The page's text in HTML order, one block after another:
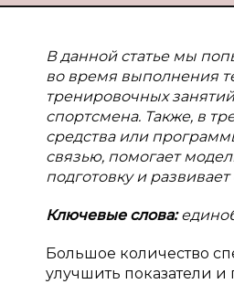
В данной статье мы
во время выполнения
тренировочных
спортсмена. Также, в
средства или
связью, помогает
подготовку и
Ключевые слова:
Большое количество
улучшить показатели